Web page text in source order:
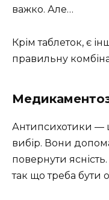
важко. Але…
Крім таблеток, є
правильну
Антипсихотики —
вибір. Вони
повернути
так що треба бути